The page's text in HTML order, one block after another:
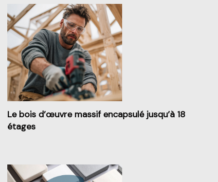
Le bois d’œuvre massif encapsulé jusqu’à 18
étages